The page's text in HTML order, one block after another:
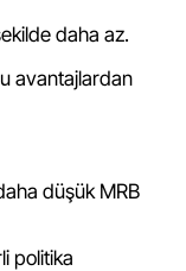
daha az.
avantajlardan
düşük MRB
politika